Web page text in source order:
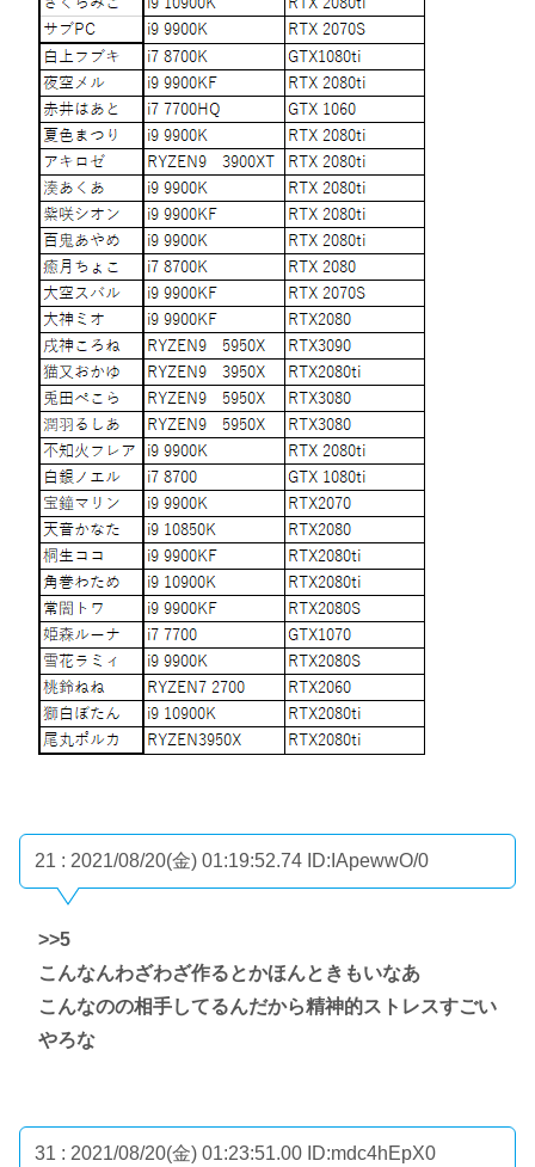
21 : 2021/08/20(金) 01:19:52.74 ID:IApewwO/0
>>5
こんなんわざわざ作るとかほんときもいなあ
こんなのの相手してるんだから精神的ストレスすごい
やろな
31 : 2021/08/20(金) 01:23:51.00 ID:mdc4hEpX0